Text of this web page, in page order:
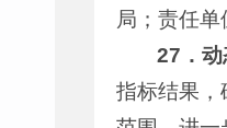
局；责任
27 ．
指标结果，